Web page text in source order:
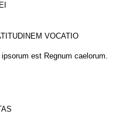
VOCATIO
est Regnum caelorum.